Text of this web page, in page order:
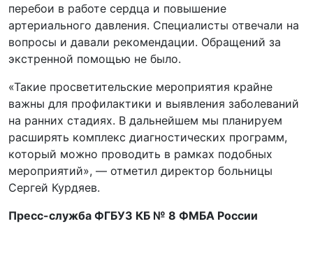
перебои в работе сердца и повышение
артериального давления. Специалисты отвечали на
вопросы и давали рекомендации. Обращений за
экстренной помощью не было.
«Такие просветительские мероприятия крайне
важны для профилактики и выявления заболеваний
на ранних стадиях. В дальнейшем мы планируем
расширять комплекс диагностических программ,
который можно проводить в рамках подобных
мероприятий», — отметил директор больницы
Сергей Курдяев.
Пресс-служба ФГБУЗ КБ № 8 ФМБА России